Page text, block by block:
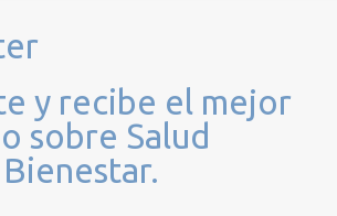
y recibe el mejor
sobre Salud